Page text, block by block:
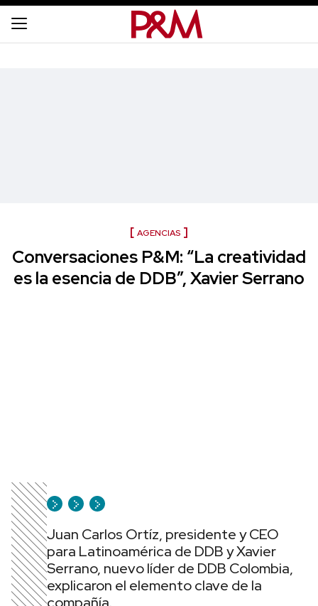
AGENCIAS
Conversaciones P&M: “La creatividad
es la esencia de DDB”, Xavier Serrano
Juan Carlos Ortíz, presidente y CEO
para Latinoamérica de DDB y Xavier
Serrano, nuevo líder de DDB Colombia,
explicaron el elemento clave de la